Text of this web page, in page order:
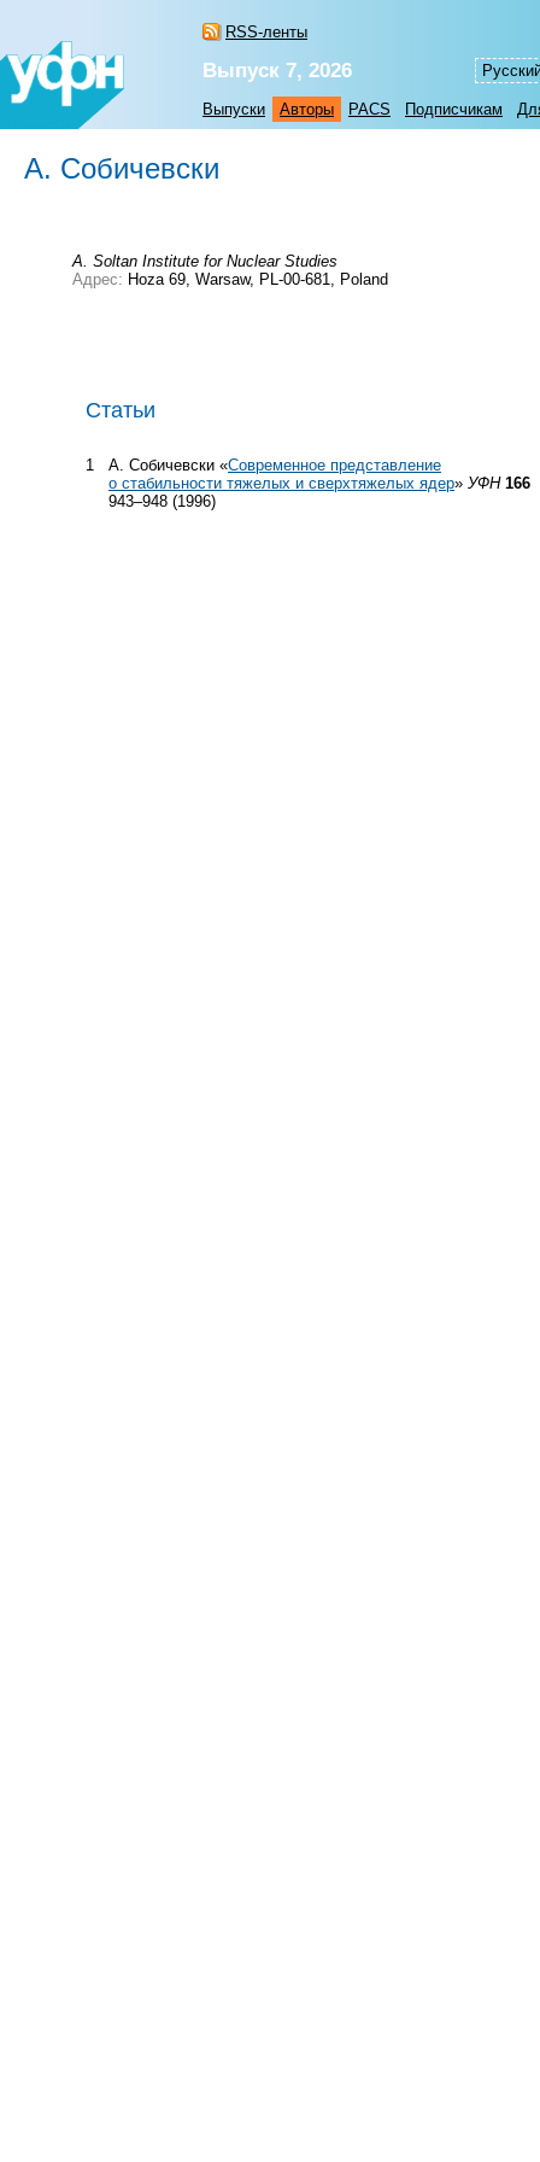
RSS-ленты
Выпуск 7, 2026
Выпуски Авторы PACS Подписчикам
А. Собичевски
A. Soltan Institute for Nuclear Studies
Адрес: Hoza 69, Warsaw, PL-00-681, Poland
Статьи
1 А. Собичевски «Современное представление
о стабильности тяжелых и сверхтяжелых ядер» УФН 166
943–948 (1996)